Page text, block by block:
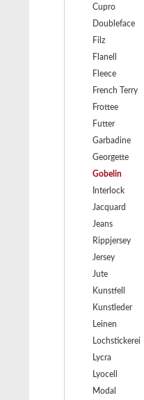
Cupro
Doubleface
Filz
Flanell
Fleece
French Terry
Frottee
Futter
Garbadine
Georgette
Gobelin
Interlock
Jacquard
Jeans
Rippjersey
Jersey
Jute
Kunstfell
Kunstleder
Leinen
Lochstickerei
Lycra
Lyocell
Modal